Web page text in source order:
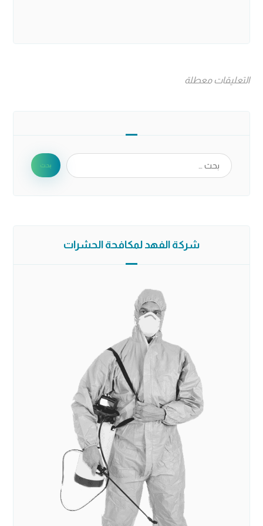
التعليقات معطلة
شركة الفهد لمكافحة الحشرات